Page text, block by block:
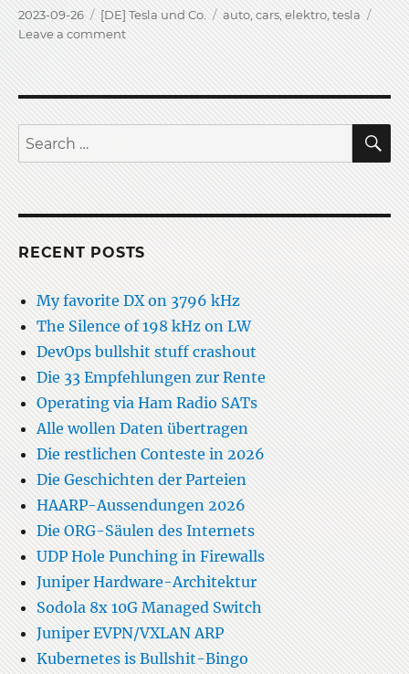
Posted
on
2023-09-26 Categories
[DE] Tesla und Co. Tags
auto,cars elektro,tesla
Leave a commenton
Meine
Model
3
Erkentnisse
Search
for:
RECENT POSTS
My favorite DX on 3796 kHz
The Silence of 198 kHz on LW
DevOps bullshit stuff crashout
Die 33 Empfehlungen zur Rente
Operating via Ham Radio SATs
Alle wollen Daten übertragen
Die restlichen Conteste in 2026
Die Geschichten der Parteien
HAARP-Aussendungen 2026
Die ORG-Säulen des Internets
UDP Hole Punching in Firewalls
Juniper Hardware-Architektur
Sodola 8x 10G Managed Switch
Juniper EVPN/VXLAN ARP
Kubernetes is Bullshit-Bingo